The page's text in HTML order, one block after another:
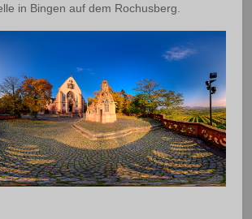
in Bingen auf dem Rochusberg.